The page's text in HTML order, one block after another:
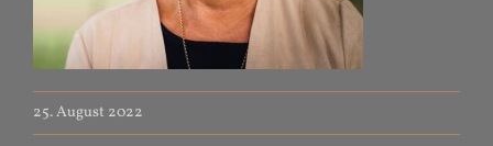
25. August 2022